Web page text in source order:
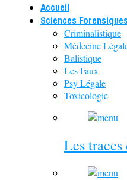
Accueil
Sciences Forensiques
Criminalistique
Médecine
Balistique
Les Faux
Psy Légale
Toxicologie
Les traces